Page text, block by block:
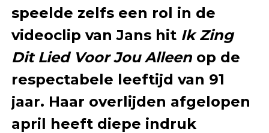
speelde zelfs een rol in de
videoclip van Jans hit Ik Zing
Dit Lied Voor Jou Alleenop de
respectabele leeftijd van 91
jaar. Haar overlijden afgelopen
april heeft diepe indruk